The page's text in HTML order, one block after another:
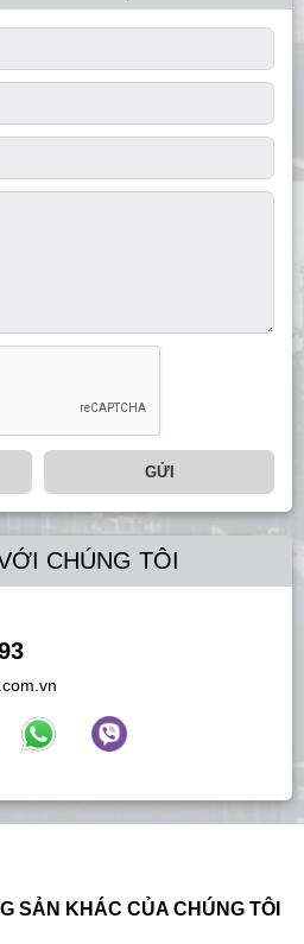
GỬI
CHÚNG TÔI
SẢN KHÁC CỦA CHÚNG TÔI